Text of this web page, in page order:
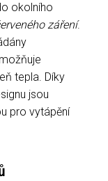
okolního
záření.
tepla. Díky
jsou
pro vytápění